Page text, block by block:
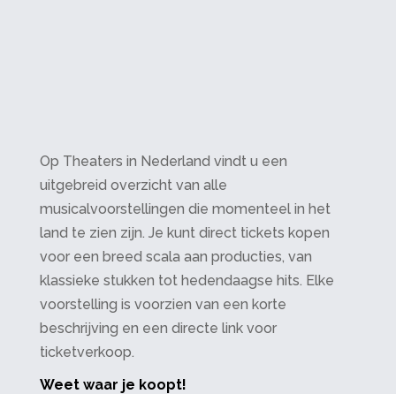
Op Theaters in Nederland vindt u een
uitgebreid overzicht van alle
musicalvoorstellingen die momenteel in het
land te zien zijn. Je kunt direct tickets kopen
voor een breed scala aan producties, van
klassieke stukken tot hedendaagse hits. Elke
voorstelling is voorzien van een korte
beschrijving en een directe link voor
ticketverkoop.
Weet waar je koopt!